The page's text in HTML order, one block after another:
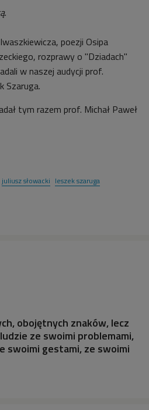
.
poezji Osipa
rozprawy o "Dziadach"
w naszej audycji prof.
Szaruga.
tym razem prof. Michał Paweł
juliusz słowacki leszek szaruga
obojętnych znaków, lecz
ze swoimi problemami,
swoimi gestami, ze swoimi